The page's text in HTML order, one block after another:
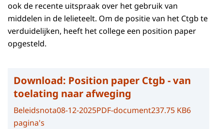
ook de recente uitspraak over het gebruik van
middelen in de lelieteelt. Om de positie van het Ctgb te
verduidelijken, heeft het college een position paper
opgesteld.
Download: Position paper Ctgb - van
toelating naar afweging
Beleidsnota08-12-2025PDF-document237.75 KB6
pagina's